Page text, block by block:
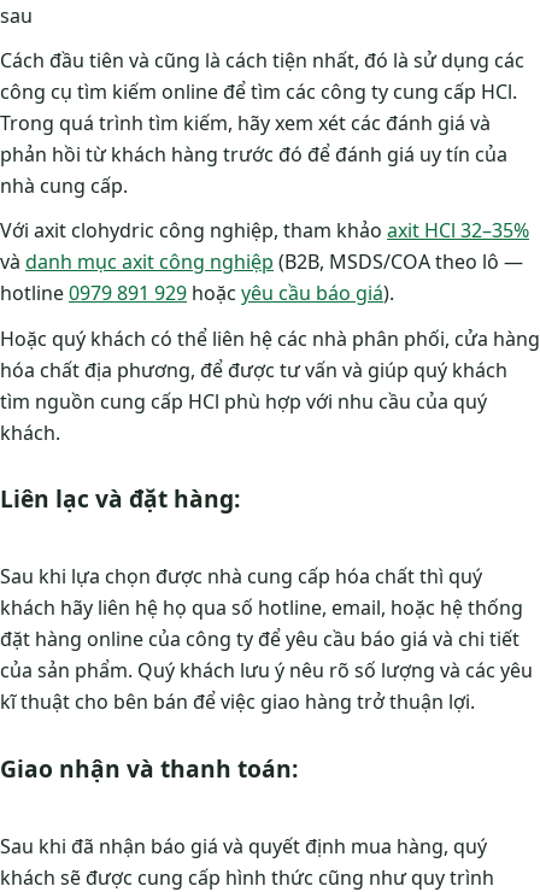
sau
Cách đầu tiên và cũng là cách tiện nhất, đó là sử dụng các
công cụ tìm kiếm online để tìm các công ty cung cấp HCl.
Trong quá trình tìm kiếm, hãy xem xét các đánh giá và
phản hồi từ khách hàng trước đó để đánh giá uy tín của
nhà cung cấp.
Với axit clohydric công nghiệp, tham khảo axit HCl 32–35%
và danh mục axit công nghiệp (B2B, MSDS/COA theo lô —
hotline0979 891 929 hoặc yêu cầu báo giá).
Hoặc quý khách có thể liên hệ các nhà phân phối, cửa hàng
hóa chất địa phương, để được tư vấn và giúp quý khách
tìm nguồn cung cấp HCl phù hợp với nhu cầu của quý
khách.
Liên lạc và đặt hàng:
Sau khi lựa chọn được nhà cung cấp hóa chất thì quý
khách hãy liên hệ họ qua số hotline, email, hoặc hệ thống
đặt hàng online của công ty để yêu cầu báo giá và chi tiết
của sản phẩm. Quý khách lưu ý nêu rõ số lượng và các yêu
kĩ thuật cho bên bán để việc giao hàng trở thuận lợi.
Giao nhận và thanh toán:
Sau khi đã nhận báo giá và quyết định mua hàng, quý
khách sẽ được cung cấp hình thức cũng như quy trình